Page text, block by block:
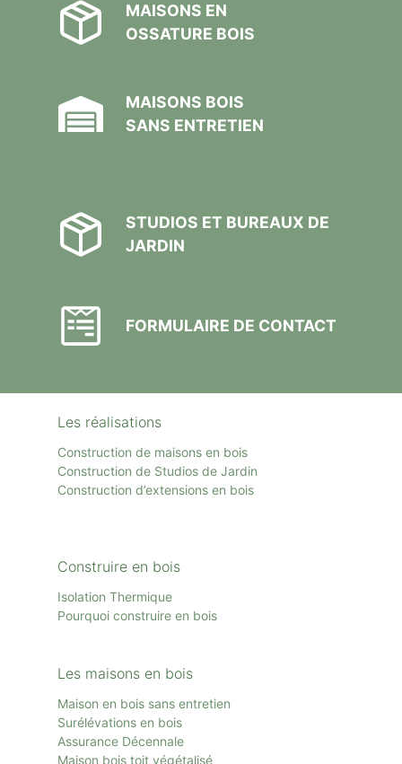
MAISONS EN
OSSATURE BOIS
MAISONS BOIS
SANS ENTRETIEN
STUDIOS ET BUREAUX DE
JARDIN
FORMULAIRE DE CONTACT
Les réalisations
Construction de maisons en bois
Construction de Studios de Jardin
Construction d’extensions en bois
Construire en bois
Isolation Thermique
Pourquoi construire en bois
Les maisons en bois
Maison en bois sans entretien
Surélévations en bois
Assurance Décennale
Maison bois toit végétalisé